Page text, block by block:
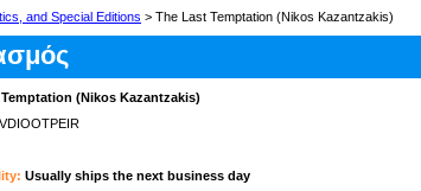
and Special Editions > The Last Temptation (Nikos Kazantzakis)
(Nikos Kazantzakis)
Usually ships the next business day